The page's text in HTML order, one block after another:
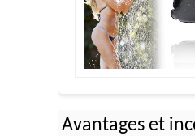
Avantages et